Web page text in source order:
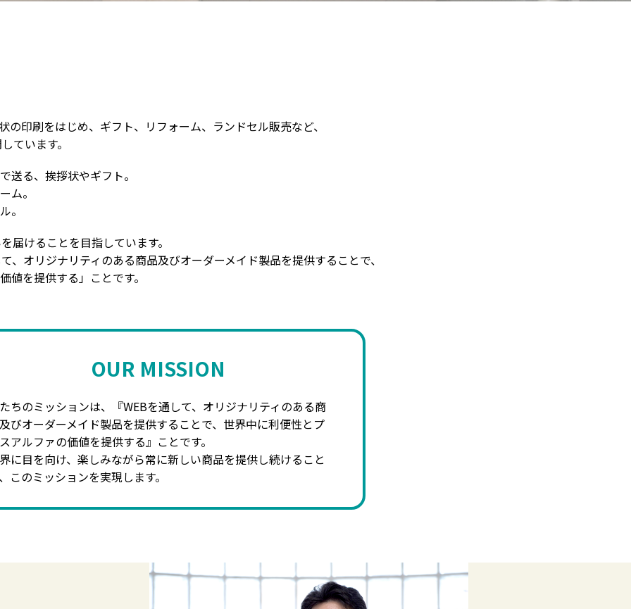
の印刷をはじめ、ギフト、リフォーム、ランドセル販売など、
ています。
送る、挨拶状やギフト。
ム。
。
届けることを目指しています。
、オリジナリティのある商品及びオーダーメイド製品を提供することで、
値を提供する」ことです。
OUR MISSION
ちのミッションは、『WEBを通して、オリジナリティのある商
びオーダーメイド製品を提供することで、世界中に利便性とプ
アルファの価値を提供する』ことです。
に目を向け、楽しみながら常に新しい商品を提供し続けること
このミッションを実現します。